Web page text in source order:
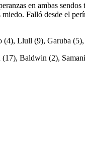
en ambas sendos
Falló desde el
(4), Llull (9), Garuba
Baldwin (2),